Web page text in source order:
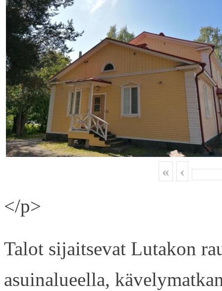
« ‹
</p>
Talot sijaitsevat Lutakon
asuinalueella,